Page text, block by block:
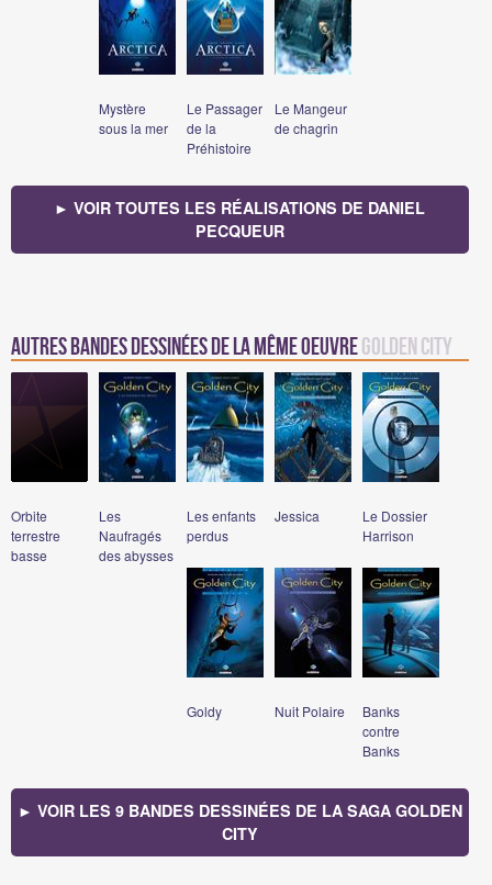
Mystère
sous la mer
Le Passager
de la
Préhistoire
Le Mangeur
de chagrin
► VOIR TOUTES LES RÉALISATIONS DE DANIEL
PECQUEUR
Autres bandes dessinées de la même oeuvreGolden City
Orbite
terrestre
basse
Les
Naufragés
des abysses
Les enfants
perdus
Jessica
Le Dossier
Harrison
Goldy Nuit Polaire
Banks
contre
Banks
► VOIR LES 9 BANDES DESSINÉES DE LA SAGA GOLDEN
CITY